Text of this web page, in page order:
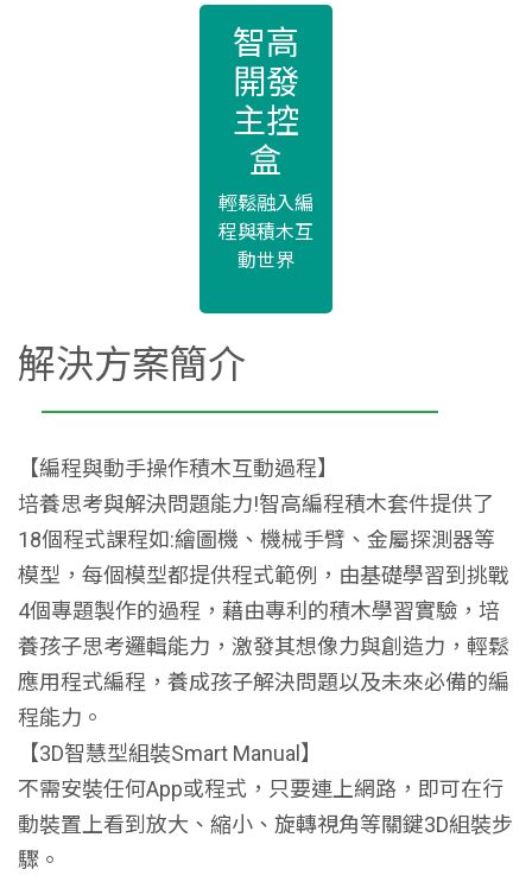
智高
開發
主控
盒
輕鬆融入編
程與積木互
動世界
解決方案簡介
【編程與動手操作積木互動過程】
培養思考與解決問題能力!智高編程積木套件提供了
18個程式課程如:繪圖機、機械手臂、金屬探測器等
模型，每個模型都提供程式範例，由基礎學習到挑戰
4個專題製作的過程，藉由專利的積木學習實驗，培
養孩子思考邏輯能力，激發其想像力與創造力，輕鬆
應用程式編程，養成孩子解決問題以及未來必備的編
程能力。
【3D智慧型組裝Smart Manual】
不需安裝任何App或程式，只要連上網路，即可在行
動裝置上看到放大、縮小、旋轉視角等關鍵3D組裝步
驟。